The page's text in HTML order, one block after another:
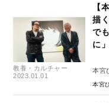
教養・カルチャー
2023.01.01
【
描
で
に
本宮
本宮